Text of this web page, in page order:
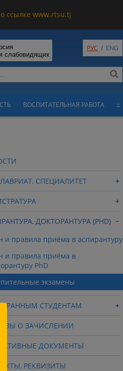
ссылке www.rtsu.tj
слабовидящих
РУС / ENG
ВОСПИТАТЕЛЬНАЯ РАБОТА ⌂
СПЕЦИАЛИТЕТ
ДОКТОРАНТУРА (PHD)
и правила приёма в аспирантуру
и правила приёма в
PhD
экзамены
СТУДЕНТАМ
О ЗАЧИСЛЕНИИ
ДОКУМЕНТЫ
РЕКВИЗИТЫ